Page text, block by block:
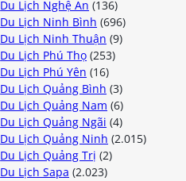
Du Lịch Nghệ An (136)
Du Lịch Ninh Bình (696)
Du Lịch Ninh Thuận (9)
Du Lịch Phú Thọ (253)
Du Lịch Phú Yên (16)
Du Lịch Quảng Bình (3)
Du Lịch Quảng Nam (6)
Du Lịch Quảng Ngãi (4)
Du Lịch Quảng Ninh (2.015)
Du Lịch Quảng Trị (2)
Du Lịch Sapa (2.023)